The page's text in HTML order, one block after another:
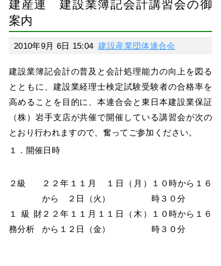
建産連 建設業簿記会計講習会の御
案内
2010年9月 6日 15:04 建設産業団体連合会
建設業簿記会計の普及と会計処理能力の向上を図る
とともに、建設業経理士検定試験受験者の合格率を
高めることを目的に、本連合会と東日本建設業保証
（株）岩手支店が共催で開催している講習会が次の
とおり行われますので、奮ってご参加ください。
１．開催日時
２級
２２年１１月 １日（月）
から ２日（火）
１０時から１６
時３０分
１級財
務分析
２２年１１月１１日（木）
から１２日（金）
１０時から１６
時３０分